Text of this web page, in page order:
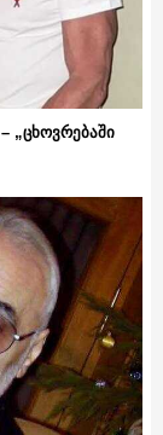
„ცხოვრებაში